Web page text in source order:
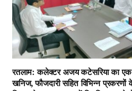
रतलाम: कलेक्टर अजय कटेसरिया का
खनिज, फौजदारी सहित विभिन्न